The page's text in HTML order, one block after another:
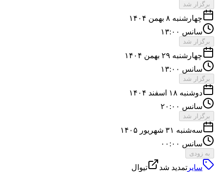
برگزار شد
چهارشنبه ۸ بهمن ۱۴۰۴
سانس ۱۳:۰۰
برگزار شد
چهارشنبه ۲۹ بهمن ۱۴۰۴
سانس ۱۳:۰۰
برگزار شد
دوشنبه ۱۸ اسفند ۱۴۰۴
سانس ۲۰:۰۰
برگزار شد
سه‌شنبه ۳۱ شهریور ۱۴۰۵
سانس ۰۰:۰۰
به زودی
سایر تمدید شد تیوال